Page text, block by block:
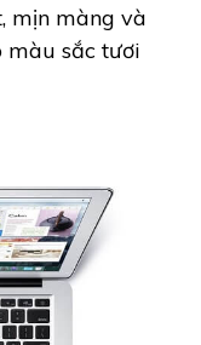
mịn màng và
màu sắc tươi